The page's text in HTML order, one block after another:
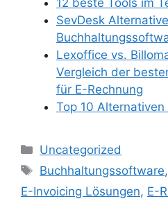
SevDesk
Lexoffice vs.
Vergleich der
für E-Rechnung
Top 10 Alternativen
Kategorien
Uncategorized
Schlagwörter
Buchhaltungssoftware,
E-Invoicing Lösungen, E-